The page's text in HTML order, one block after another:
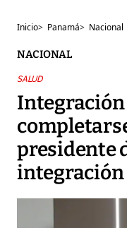
Inicio> Panamá> Nacional
NACIONAL
SALUD
Integración
presidente
integración